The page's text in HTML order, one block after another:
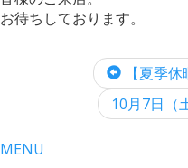
お待ちしております。
【夏季休
10月7日（
MENU